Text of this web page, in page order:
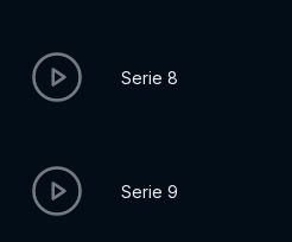
Serie 8
Serie 9